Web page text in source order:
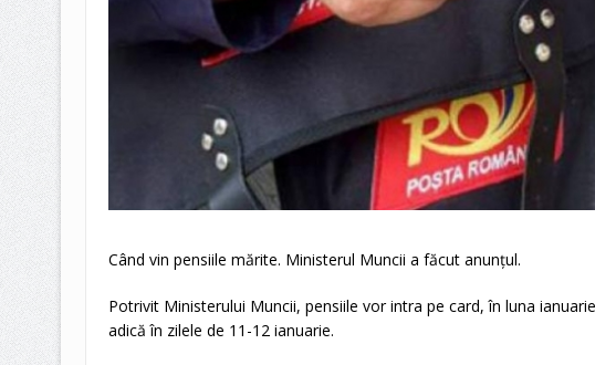
Când vin pensiile mărite. Ministerul Muncii a făcut anunțul.
Potrivit Ministerului Muncii, pensiile vor intra pe card, în luna
adică în zilele de 11-12 ianuarie.